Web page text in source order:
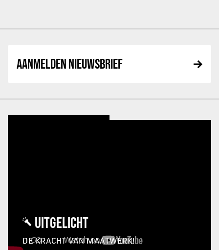
AANMELDEN NIEUWSBRIEF
UITGELICHT
DE KRACHT VAN MAATWERK!